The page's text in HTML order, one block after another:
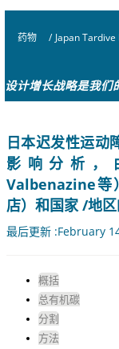
药物 / Japan
设计增长战略是我们
日本迟发性运动
影响分析，
Valbenazine等
店）和国家 /地
最后更新 :February
概括
总有机碳
分割
方法